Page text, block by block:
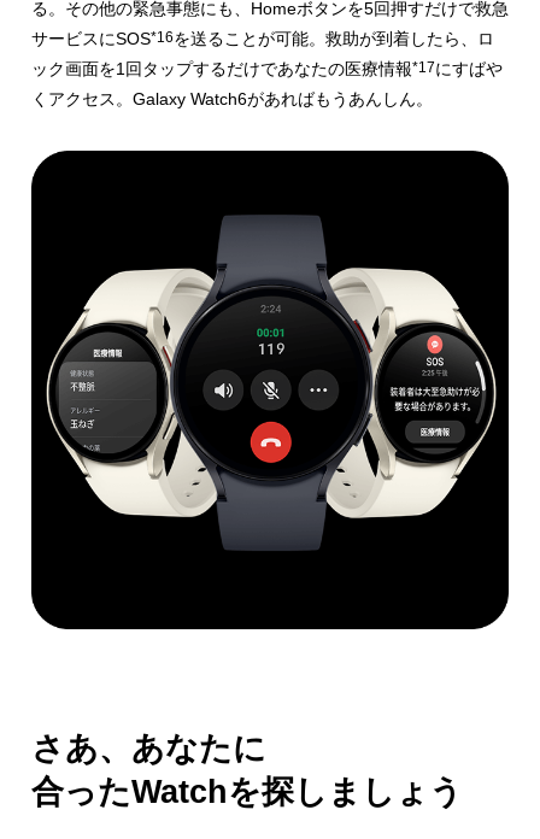
る。 その他の緊急事態にも、Homeボタンを5回押すだけで救急
サービスにSOS*16を送ることが可能。救助が到着したら、ロ
ック画面を1回タップするだけであなたの医療情報*17にすばや
くアクセス。Galaxy Watch6があればもうあんしん。
さあ、あなたに
合ったWatchを探しましょう